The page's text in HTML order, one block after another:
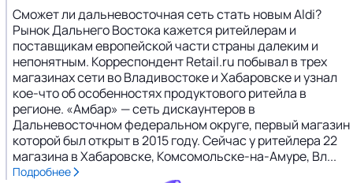
Сможет ли дальневосточная сеть стать новым Aldi?
Рынок Дальнего Востока кажется ритейлерам и
поставщикам европейской части страны далеким и
непонятным. Корреспондент Retail.ru побывал в трех
магазинах сети во Владивостоке и Хабаровске и узнал
кое-что об особенностях продуктового ритейла в
регионе. «Амбар» — сеть дискаунтеров в
Дальневосточном федеральном округе, первый магазин
которой был открыт в 2015 году. Сейчас у ритейлера 22
магазина в Хабаровске, Комсомольске-на-Амуре, Вл...
Подробнее